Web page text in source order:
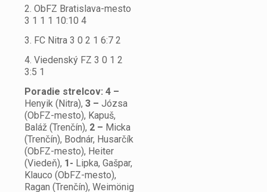
2. ObFZ Bratislava-mesto
3 1 1 1 10:10 4
3. FC Nitra 3 0 2 1 6:7 2
4. Viedenský FZ 3 0 1 2
3:5 1
Poradie strelcov: 4 –
Henyik (Nitra), 3 – Józsa
(ObFZ-mesto), Kapuš,
Baláž (Trenčín), 2 – Micka
(Trenčín), Bodnár, Husarčík
(ObFZ-mesto), Heiter
(Viedeň), 1- Lipka, Gašpar,
Klauco (ObFZ-mesto),
Ragan (Trenčín), Weimönig